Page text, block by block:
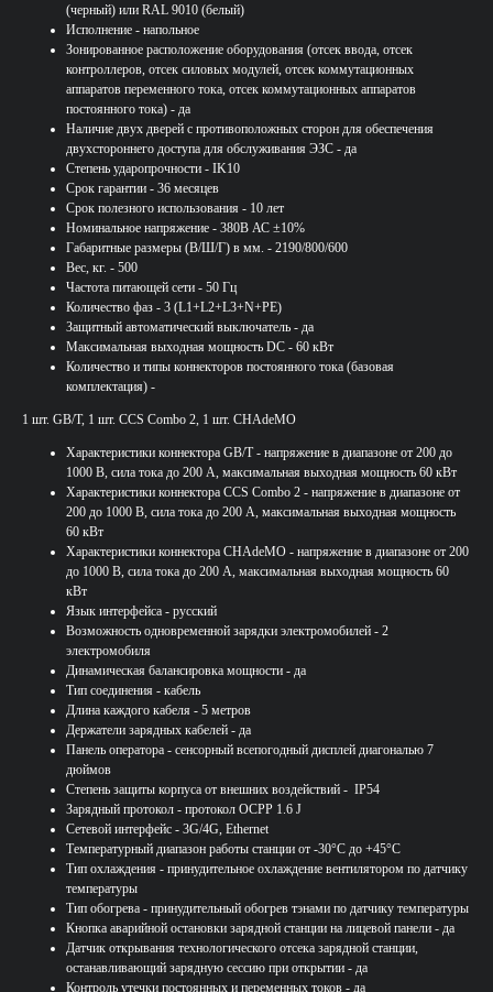
(черный) или RAL 9010 (белый)
Исполнение - напольное
Зонированное расположение оборудования (отсек ввода, отсек
контроллеров, отсек силовых модулей, отсек коммутационных
аппаратов переменного тока, отсек коммутационных аппаратов
постоянного тока) - да
Наличие двух дверей с противоположных сторон для обеспечения
двухстороннего доступа для обслуживания ЭЗС - да
Степень ударопрочности - IK10
Срок гарантии - 36 месяцев
Срок полезного использования - 10 лет
Номинальное напряжение - 380В АС ±10%
Габаритные размеры (В/Ш/Г) в мм. - 2190/800/600
Вес, кг. - 500
Частота питающей сети - 50 Гц
Количество фаз - 3 (L1+L2+L3+N+PE)
Защитный автоматический выключатель - да
Максимальная выходная мощность DC - 60 кВт
Количество и типы коннекторов постоянного тока (базовая
комплектация) -
1 шт. GB/T, 1 шт. CCS Combo 2, 1 шт. CHAdeMO
Характеристики коннектора GB/T - напряжение в диапазоне от 200 до
1000 В, сила тока до 200 А, максимальная выходная мощность 60 кВт
Характеристики коннектора CCS Combo 2 - напряжение в диапазоне от
200 до 1000 В, сила тока до 200 А, максимальная выходная мощность
60 кВт
Характеристики коннектора CHAdeMO - напряжение в диапазоне от 200
до 1000 В, сила тока до 200 А, максимальная выходная мощность 60
кВт
Язык интерфейса - русский
Возможность одновременной зарядки электромобилей - 2
электромобиля
Динамическая балансировка мощности - да
Тип соединения - кабель
Длина каждого кабеля - 5 метров
Держатели зарядных кабелей - да
Панель оператора - сенсорный всепогодный дисплей диагональю 7
дюймов
Степень защиты корпуса от внешних воздействий - IP54
Зарядный протокол - протокол OCPP 1.6 J
Сетевой интерфейс - 3G/4G, Ethernet
Температурный диапазон работы станции от -30°С до +45°С
Тип охлаждения - принудительное охлаждение вентилятором по датчику
температуры
Тип обогрева - принудительный обогрев тэнами по датчику температуры
Кнопка аварийной остановки зарядной станции на лицевой панели - да
Датчик открывания технологического отсека зарядной станции,
останавливающий зарядную сессию при открытии - да
Контроль утечки постоянных и переменных токов - да